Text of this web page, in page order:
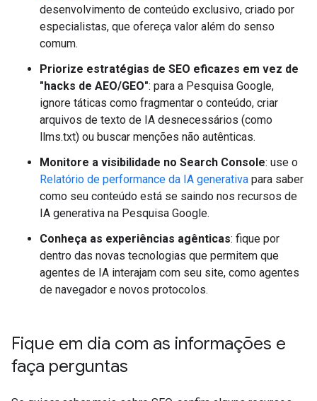
desenvolvimento de conteúdo exclusivo, criado por
especialistas, que ofereça valor além do senso
comum.
Priorize estratégias de SEO eficazes em vez de
"hacks de AEO/GEO": para a Pesquisa Google,
ignore táticas como fragmentar o conteúdo, criar
arquivos de texto de IA desnecessários (como
llms.txt) ou buscar menções não autênticas.
Monitore a visibilidade no Search Console: use o
Relatório de performance da IA generativa para saber
como seu conteúdo está se saindo nos recursos de
IA generativa na Pesquisa Google.
Conheça as experiências agênticas: fique por
dentro das novas tecnologias que permitem que
agentes de IA interajam com seu site, como agentes
de navegador e novos protocolos.
Fique em dia com as informações e
faça perguntas